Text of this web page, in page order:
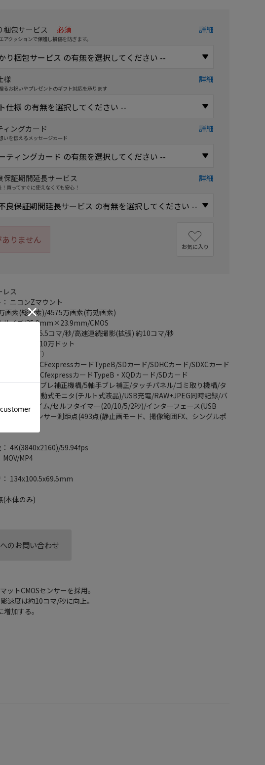
梱包サービス 必須
クッションで保護し損傷を防ぎます。
詳細
様
るお祝いやプレゼントのギフト対応を承ります
詳細
ィングカード
いを伝えるメッセージカード
詳細
保証期間延長サービス
買ってすぐに使えなくても安心！
詳細
りません
お気に入り
レス
ニコンZマウント
画素(総画素)/4575万画素(有効画素)
サイズ/35.9mm×23.9mm/CMOS
連続撮影 約5.5コマ/秒/高速連続撮影(拡張) 約10コマ/秒
3.2インチ/210万ドット
ターレス： ○
XQDカード/CFexpressカードTypeB/SDカード/SDHCカード/SDXCカード
ルスロット/CfexpressカードTypeB・XQDカード/SDカード
塵・防滴/手ブレ補正機構/5軸手ブレ補正/タッチパネル/ゴミ取り機構/タ
ブビュー/可動式モニタ(チルト式液晶)/USB充電/RAW+JPEG同時記録/バ
14bit)/タイム/セルフタイマー(20/10/5/2秒)/インターフェース(USB
AFセンサー測距点(493点(静止画モード、撮像範囲FX、シングルポ
4K(3840x2160)/59.94fps
MOV/MP4
134x100.5x69.5mm
(本体のみ)
のお問い合わせ
トCMOSセンサーを採用。
速度は約10コマ/秒に向上。
加する。